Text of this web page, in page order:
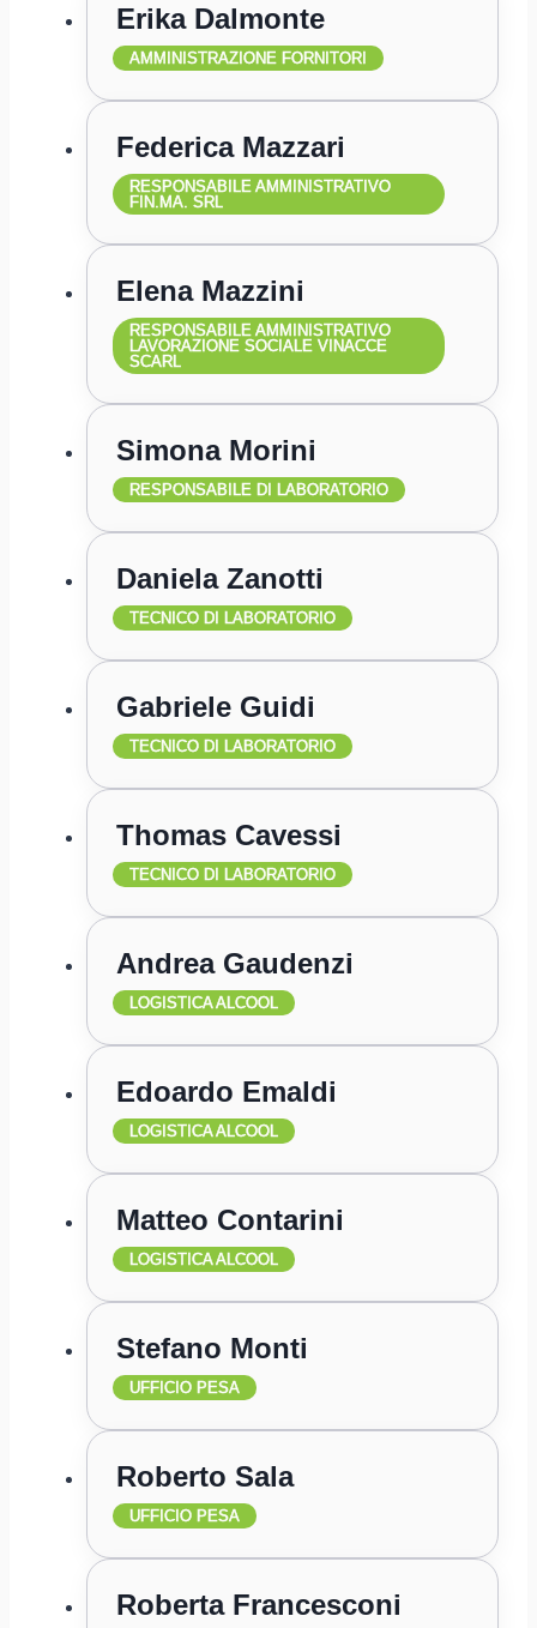
Erika Dalmonte
AMMINISTRAZIONE FORNITORI
Federica Mazzari
RESPONSABILE AMMINISTRATIVO
FIN.MA. SRL
Elena Mazzini
RESPONSABILE AMMINISTRATIVO
LAVORAZIONE SOCIALE VINACCE
SCARL
Simona Morini
RESPONSABILE DI LABORATORIO
Daniela Zanotti
TECNICO DI LABORATORIO
Gabriele Guidi
TECNICO DI LABORATORIO
Thomas Cavessi
TECNICO DI LABORATORIO
Andrea Gaudenzi
LOGISTICA ALCOOL
Edoardo Emaldi
LOGISTICA ALCOOL
Matteo Contarini
LOGISTICA ALCOOL
Stefano Monti
UFFICIO PESA
Roberto Sala
UFFICIO PESA
Roberta Francesconi